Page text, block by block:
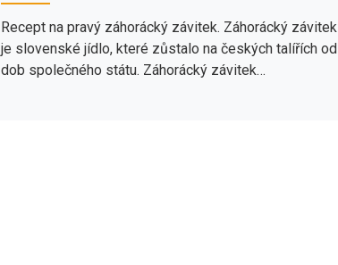
Recept na pravý záhorácký závitek. Záhorácký závitek
je slovenské jídlo, které zůstalo na českých talířích od
dob společného státu. Záhorácký závitek…